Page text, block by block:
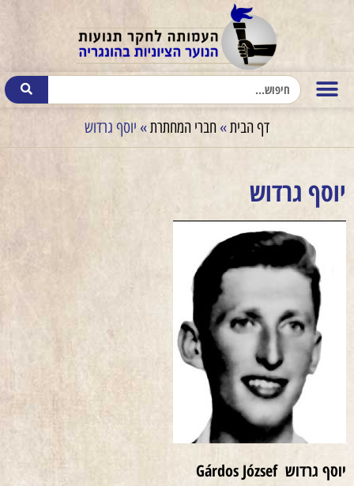
דף הבית»חברי המחתרת» יוסף גרדוש
יוסף גרדוש
יוסף גרדושGárdos József